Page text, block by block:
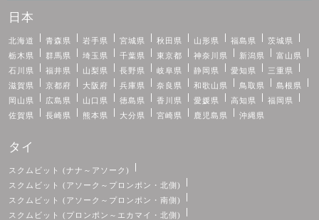
日本
北海道 青森県 岩手県 宮城県 秋田県 山形県 福島県
茨城県
栃木県
群馬県 埼玉県 千葉県 東京都 神奈川県 新潟県
富山県
石川県
福井県 山梨県 長野県 岐阜県 静岡県 愛知県
三重県
滋賀県
京都府 大阪府 兵庫県 奈良県 和歌山県 鳥取県
島根県
岡山県
広島県 山口県 徳島県 香川県 愛媛県 高知県
福岡県
佐賀県
長崎県 熊本県 大分県 宮崎県 鹿児島県 沖縄県
タイ
スクムビット (ナナ～アソーク)
スクムビット (アソーク～プロンポン・北側)
スクムビット (アソーク～プロンポン・南側)
スクムビット (プロンポン～エカマイ・北側)